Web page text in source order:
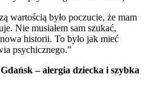
wartością było poczucie, że mam
Nie musiałem sam szukać,
historii. To było jak mieć
psychicznego.”
– alergia dziecka i szybka